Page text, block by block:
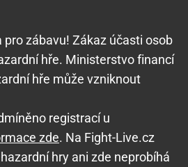
pro zábavu! Zákaz účasti osob
hře. Ministerstvo financí
hře může vzniknout
registrací u
zde. Na Fight-Live.cz
hry ani zde neprobíhá